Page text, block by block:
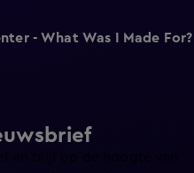
- What Was I Made For?
en blijf op de hoogte van